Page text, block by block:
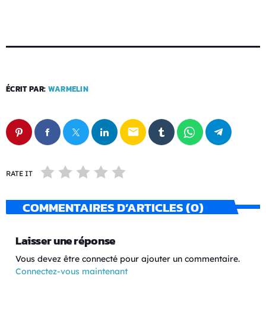
ÉCRIT PAR: WARMELIN
email
RATE IT
COMMENTAIRES D’ARTICLES (0)
Laisser une réponse
Vous devez être connecté pour ajouter un commentaire.
Connectez-vous maintenant